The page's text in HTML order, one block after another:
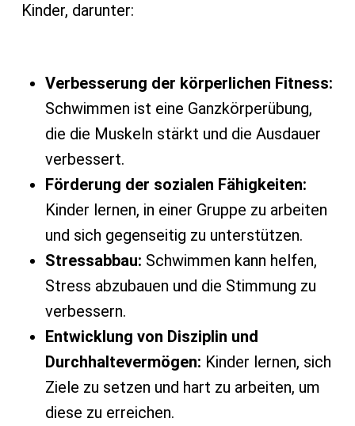
Kinder, darunter:
Verbesserung der körperlichen Fitness:
Schwimmen ist eine Ganzkörperübung,
die die Muskeln stärkt und die Ausdauer
verbessert.
Förderung der sozialen Fähigkeiten:
Kinder lernen, in einer Gruppe zu arbeiten
und sich gegenseitig zu unterstützen.
Stressabbau: Schwimmen kann helfen,
Stress abzubauen und die Stimmung zu
verbessern.
Entwicklung von Disziplin und
Durchhaltevermögen: Kinder lernen, sich
Ziele zu setzen und hart zu arbeiten, um
diese zu erreichen.